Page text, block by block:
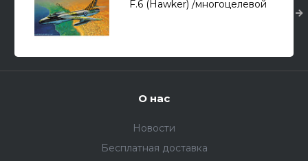
F.6 (Hawker) /многоцелевой
О нас
Новости
Бесплатная доставка